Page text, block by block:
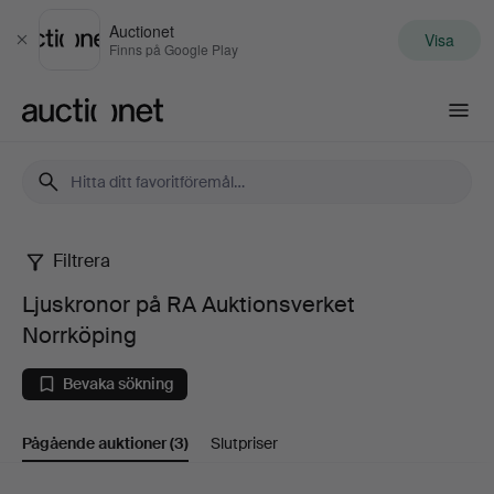
Stäng
Auctionet
Finns på Google Play Visa
Ljuskronor
på
RA
Auktionsverket
Filtrera
Ljuskronor på RA Auktionsverket
Norrköping
Bevaka sökning
Pågående auktioner(3) Slutpriser